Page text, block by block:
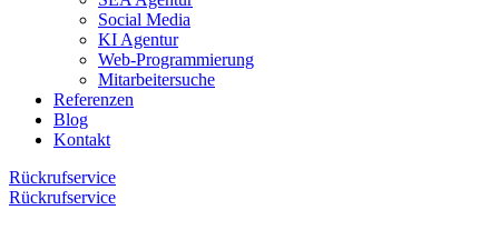
Social Media
KI Agentur
Web-Programmierung
Mitarbeitersuche
Referenzen
Blog
Kontakt
Rückrufservice
Rückrufservice